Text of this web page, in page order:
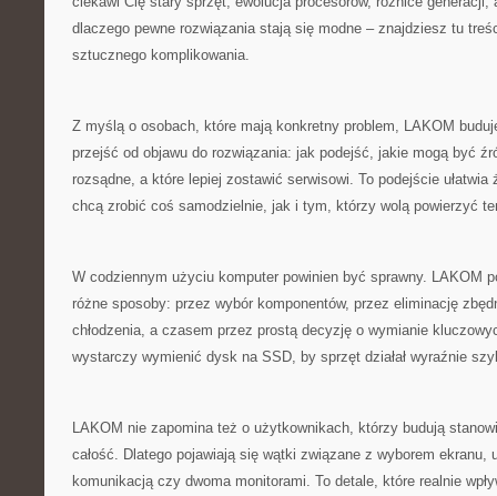
dlaczego pewne rozwiązania stają się modne – znajdziesz tu
sztucznego komplikowania.
Z myślą o osobach, które mają konkretny problem, LAKOM
przejść od objawu do rozwiązania: jak podejść, jakie mogą być
rozsądne, a które lepiej zostawić serwisowi. To podejście
chcą zrobić coś samodzielnie, jak i tym, którzy wolą powierzyć
W codziennym użyciu komputer powinien być sprawny. LAKOM
różne sposoby: przez wybór komponentów, przez eliminację
chłodzenia, a czasem przez prostą decyzję o wymianie
wystarczy wymienić dysk na SSD, by sprzęt działał wyraźnie
LAKOM nie zapomina też o użytkownikach, którzy budują
całość. Dlatego pojawiają się wątki związane z wyborem ekranu,
komunikacją czy dwoma monitorami. To detale, które realnie